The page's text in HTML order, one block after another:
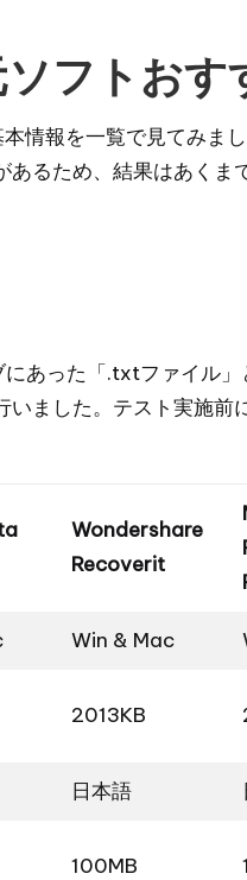
フトおす
情報を一覧で見てみま
るため、結果はあくま
あった「.txtファイル
ました。テスト実施前
Wondershare
Recoverit
Win & Mac
2013KB
日本語
100MB